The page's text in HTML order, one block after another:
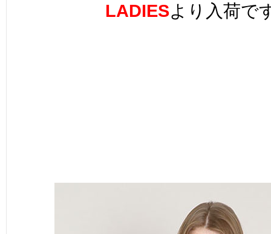
LADIESより入荷で